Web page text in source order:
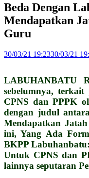
Beda Dengan
Mendapatkan
Guru
30/03/21 19:2330/03/21
LABUHANBATU
sebelumnya, terkait
CPNS dan PPPK
dengan judul
Mendapatkan
ini, Yang Ada
BKPP
Untuk CPNS dan
lainnya seputaran